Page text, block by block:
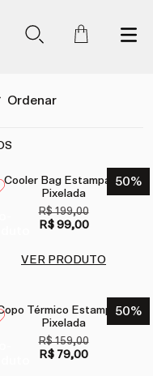
Ordenar
50%
Cooler Bag Estampada
Pixelada
R$ 199,00
R$ 99,00
VER PRODUTO
50%
Térmico Estampada
Pixelada
R$ 159,00
R$ 79,00